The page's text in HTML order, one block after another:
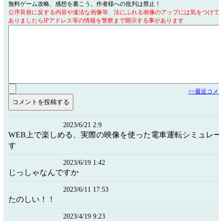
無料ゲーム攻略、感想を書こう。作者様への批判は禁止！
公序良俗に反する内容や違法な画像等、法にふれる画像のアップには気をつけ
ありましたらIPアドレス等の情報を警察まで開示する事があります
>>最近コ
2023/6/21 2:9
WEB上で楽しめる、実際の映像を使った電車運転シミュレ
す
2023/6/19 1:42
じっしゃなんですか
2023/6/11 17:53
たのしい！！
2023/4/19 9:23